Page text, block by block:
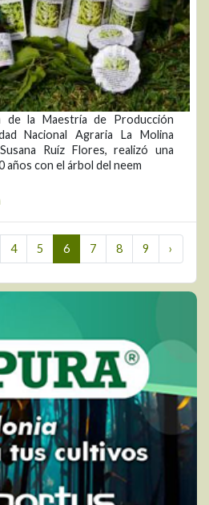
de la Maestría de Producción
Nacional Agraria La Molina
Ruíz Flores, realizó una
años con el árbol del neem
4 5 6 7 8 9 ›